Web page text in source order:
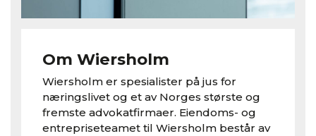
Om Wiersholm
Wiersholm er spesialister på jus for
næringslivet og et av Norges største og
fremste advokatfirmaer. Eiendoms- og
entrepriseteamet til Wiersholm består av